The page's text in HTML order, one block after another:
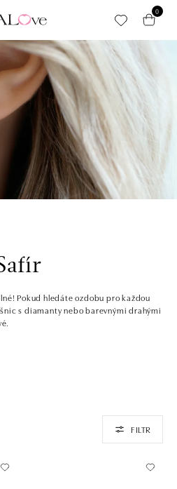
0
Pokud hledáte ozdobu pro každou
s diamanty nebo barevnými drahými
FILTR